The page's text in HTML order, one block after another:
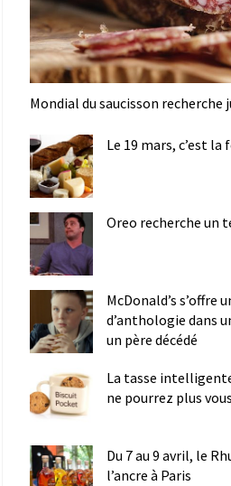
Mondial du saucisson
Le 19 mars, c’est
Oreo recherche un
McDonald’s s’offre
d’anthologie dans
un père décédé
La tasse
ne pourrez plus
Du 7 au 9 avril, le
l’ancre à Paris